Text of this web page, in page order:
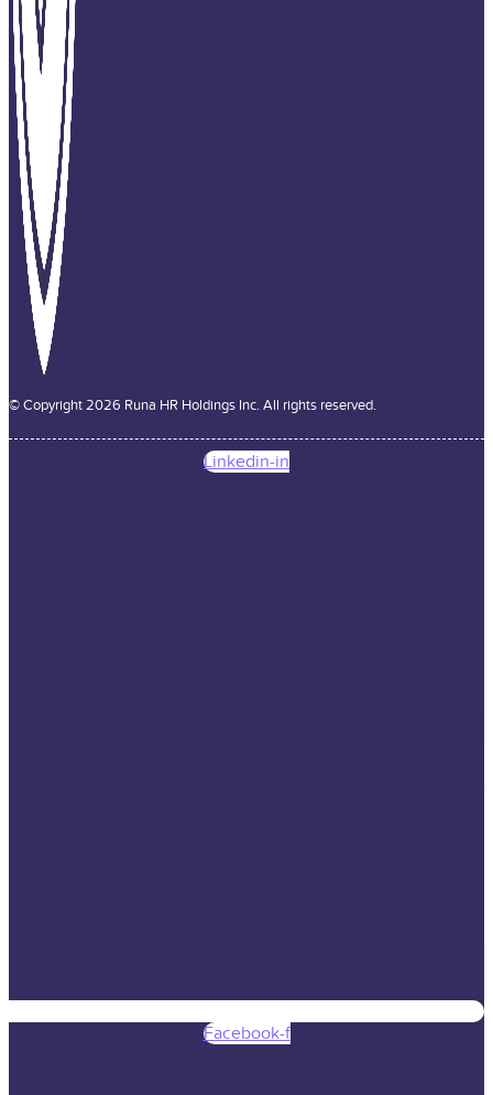
© Copyright 2026 Runa HR Holdings Inc. All rights reserved.
Linkedin-in
Facebook-f